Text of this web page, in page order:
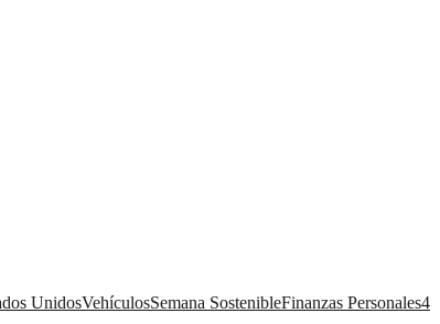
UnidosVehículosSemana SostenibleFinanzas Personales4